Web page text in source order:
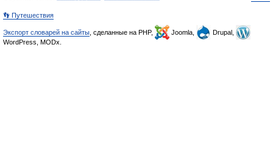
👣 Путешествия
Экспорт словарей на сайты , сделанные на PHP, Joomla,
Drupal,
WordPress, MODx.